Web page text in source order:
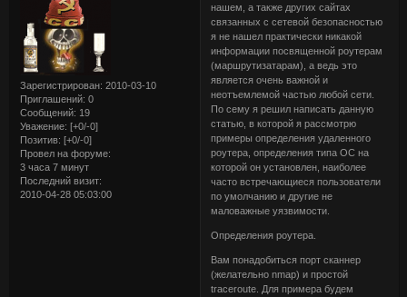
Зарегистрирован: 2010-03-10
Приглашений: 0
Сообщений: 19
Уважение: [+0/-0]
Позитив: [+0/-0]
Провел на форуме:
3 часа 7 минут
Последний визит:
2010-04-28 05:03:00
нашем, а также других сайтах
связанных с сетевой безопасностью
я не нашел практически никакой
информации посвященной роутерам
(маршрутизатарам), а ведь это
является очень важной и
неотъемлемой частью любой сети.
По сему я решил написать данную
статью, в которой я рассмотрю
примеры определения удаленного
роутера, определения типа ОС на
которой он установлен, наиболее
часто встречающиеся пользователи
по умолчанию и другие не
маловажные уязвимости.
Определения роутера.
Вам понадобиться порт сканнер
(желательно nmap) и простой
traceroute. Для примера будем